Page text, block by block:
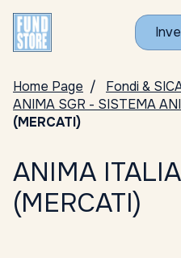
Home Page Fondi &
ANIMA SGR - SISTEMA
(MERCATI)
ANIMA
(MERCATI)